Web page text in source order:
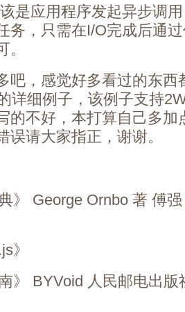
是应用程序发起异步调
务，只需在I/O完成后通
吧，感觉好多看过的东西
详细例子，该例子支持
的不好，本打算自己多加
误请大家指正，谢谢。
》 George Ornbo 著 傅
》
》 BYVoid 人民邮电出版